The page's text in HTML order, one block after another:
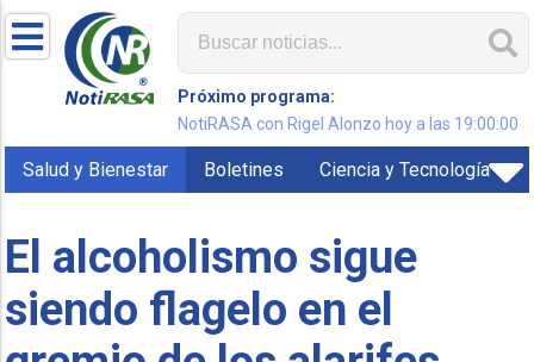
Próximo programa:
NotiRASA con Rigel Alonzo hoy a las 19:00:00
Salud y Bienestar Boletines Ciencia y Tecnología
El alcoholismo sigue
siendo flagelo en el